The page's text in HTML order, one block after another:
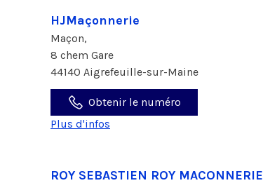
HJMaçonnerie
Maçon,
8 chem Gare
44140 Aigrefeuille-sur-Maine
Obtenir le numéro
Plus d'infos
ROY SEBASTIEN ROY MACONNERIE